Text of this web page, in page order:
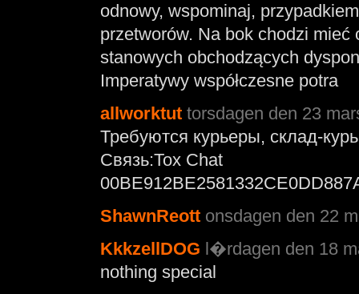
odnowy, wspominaj,
przetworów. Na bok chodzi
stanowych obchodzących
Imperatywy współczesne potra
allworktut torsdagen den 23
Требуются курьеры, склад-
Связь:Tox Chat
ShawnReott onsdagen den 22
KkkzellDOG l�rdagen den 18
nothing special